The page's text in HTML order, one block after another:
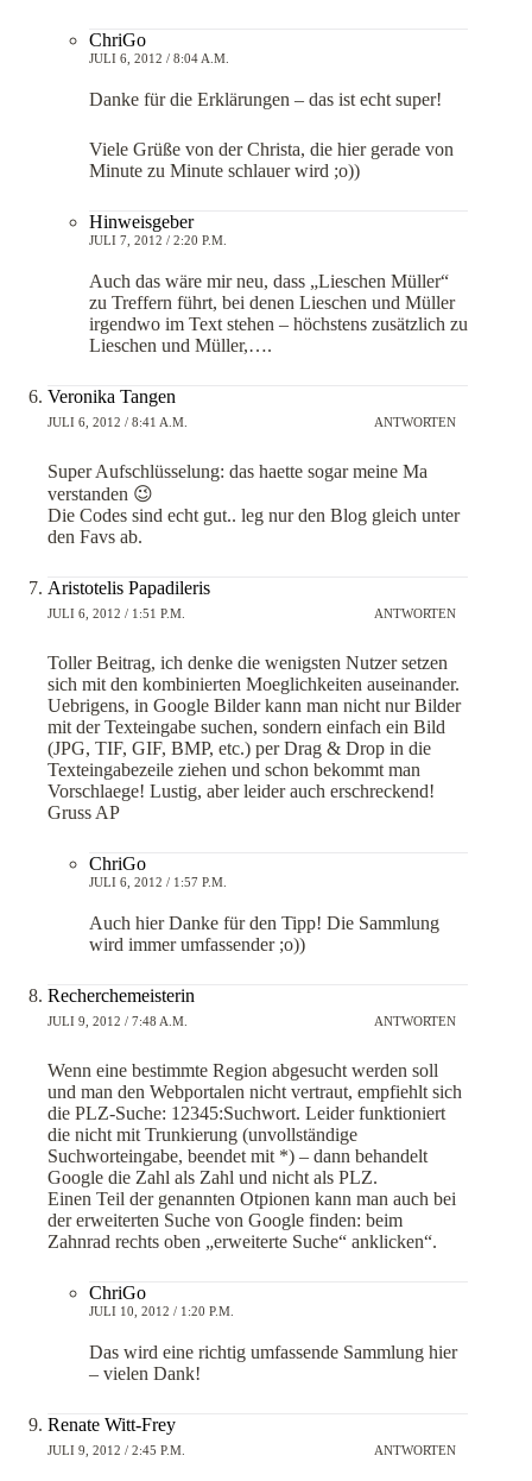
ChriGo
JULI 6, 2012 / 8:04 A.M.
Danke für die Erklärungen – das ist echt super!
Viele Grüße von der Christa, die hier gerade von
Minute zu Minute schlauer wird ;o))
Hinweisgeber
JULI 7, 2012 / 2:20 P.M.
Auch das wäre mir neu, dass „Lieschen Müller“
zu Treffern führt, bei denen Lieschen und Müller
irgendwo im Text stehen – höchstens zusätzlich zu
Lieschen und Müller,….
Veronika Tangen
JULI 6, 2012 / 8:41 A.M. ANTWORTEN
Super Aufschlüsselung: das haette sogar meine Ma
verstanden 😉
Die Codes sind echt gut.. leg nur den Blog gleich unter
den Favs ab.
Aristotelis Papadileris
JULI 6, 2012 / 1:51 P.M. ANTWORTEN
Toller Beitrag, ich denke die wenigsten Nutzer setzen
sich mit den kombinierten Moeglichkeiten auseinander.
Uebrigens, in Google Bilder kann man nicht nur Bilder
mit der Texteingabe suchen, sondern einfach ein Bild
(JPG, TIF, GIF, BMP, etc.) per Drag & Drop in die
Texteingabezeile ziehen und schon bekommt man
Vorschlaege! Lustig, aber leider auch erschreckend!
Gruss AP
ChriGo
JULI 6, 2012 / 1:57 P.M.
Auch hier Danke für den Tipp! Die Sammlung
wird immer umfassender ;o))
Recherchemeisterin
JULI 9, 2012 / 7:48 A.M. ANTWORTEN
Wenn eine bestimmte Region abgesucht werden soll
und man den Webportalen nicht vertraut, empfiehlt sich
die PLZ-Suche: 12345:Suchwort. Leider funktioniert
die nicht mit Trunkierung (unvollständige
Suchworteingabe, beendet mit *) – dann behandelt
Google die Zahl als Zahl und nicht als PLZ.
Einen Teil der genannten Otpionen kann man auch bei
der erweiterten Suche von Google finden: beim
Zahnrad rechts oben „erweiterte Suche“ anklicken“.
ChriGo
JULI 10, 2012 / 1:20 P.M.
Das wird eine richtig umfassende Sammlung hier
– vielen Dank!
Renate Witt-Frey
JULI 9, 2012 / 2:45 P.M. ANTWORTEN